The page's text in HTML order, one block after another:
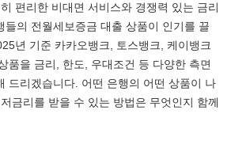
편리한 비대면 서비스와 경쟁력 있는 금리
들의 전월세보증금 대출 상품이 인기를 끌
년 기준 카카오뱅크, 토스뱅크, 케이뱅크
품을 금리, 한도, 우대조건 등 다양한 측면
드리겠습니다. 어떤 은행의 어떤 상품이 나
금리를 받을 수 있는 방법은 무엇인지 함께